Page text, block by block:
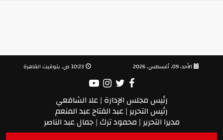
رئيس مجلس الإدارة | علا الشافعي
رئيس التحرير | عبد الفتاح عبد المنعم
مديرا التحرير | محمود ترك | جمال عبد الناصر